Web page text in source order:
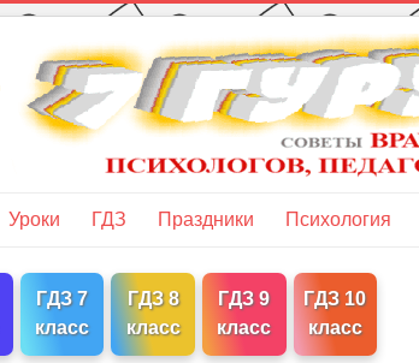
Уроки ГДЗ Праздники Психология
ГДЗ 7
класс
ГДЗ 8
класс
ГДЗ 9
класс
ГДЗ 10
класс